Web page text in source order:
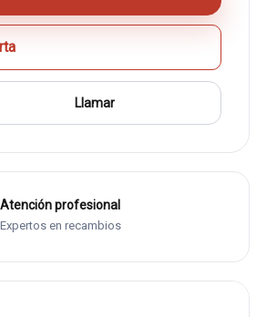
Llamar
Atención profesional
Expertos en recambios